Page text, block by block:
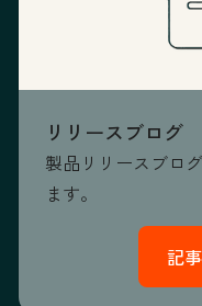
リリースブログ
製品リリースブロ
ます。
記